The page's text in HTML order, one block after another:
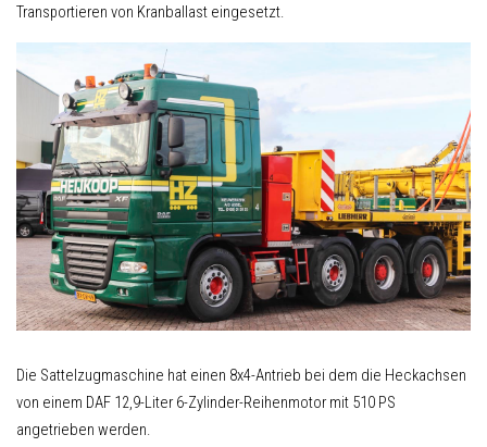
Transportieren von Kranballast eingesetzt.
Die Sattelzugmaschine hat einen 8x4-Antrieb bei dem die Heckachsen
von einem DAF 12,9-Liter 6-Zylinder-Reihenmotor mit 510 PS
angetrieben werden.